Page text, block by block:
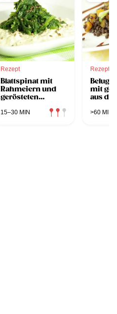
Rezept
Blattspinat mit
Rahmeiern und
gerösteten
dem Dampfgarer
15–30 MIN
Rezept
mit
aus
>60 MIN